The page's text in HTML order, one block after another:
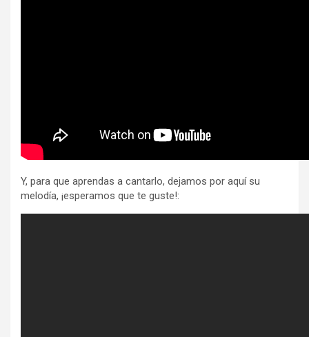
Y, para que aprendas a cantarlo, dejamos por aquí su
melodía, ¡esperamos que te guste!: